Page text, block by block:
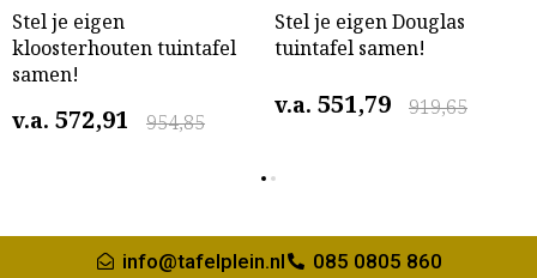
Stel je eigen
kloosterhouten tuintafel
samen!
v.a. 954,85
572,91
Stel je eigen Douglas
tuintafel samen!
v.a. 919,65
551,79
info@tafelplein.nl 085 0805 860